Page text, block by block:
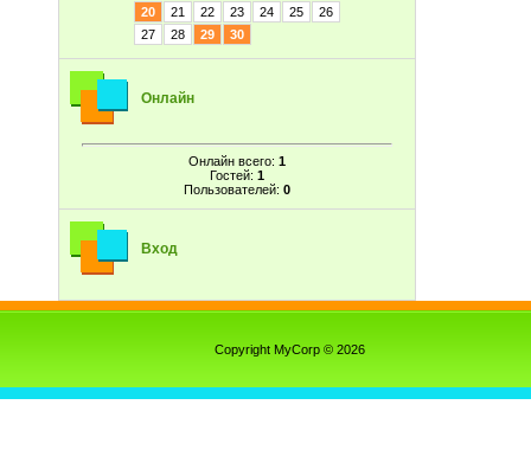
20
21 22 23 24 25
26
27
28 29 30
Онлайн
Онлайн всего: 1
Гостей: 1
Пользователей: 0
Вход
Copyright MyCorp © 2026